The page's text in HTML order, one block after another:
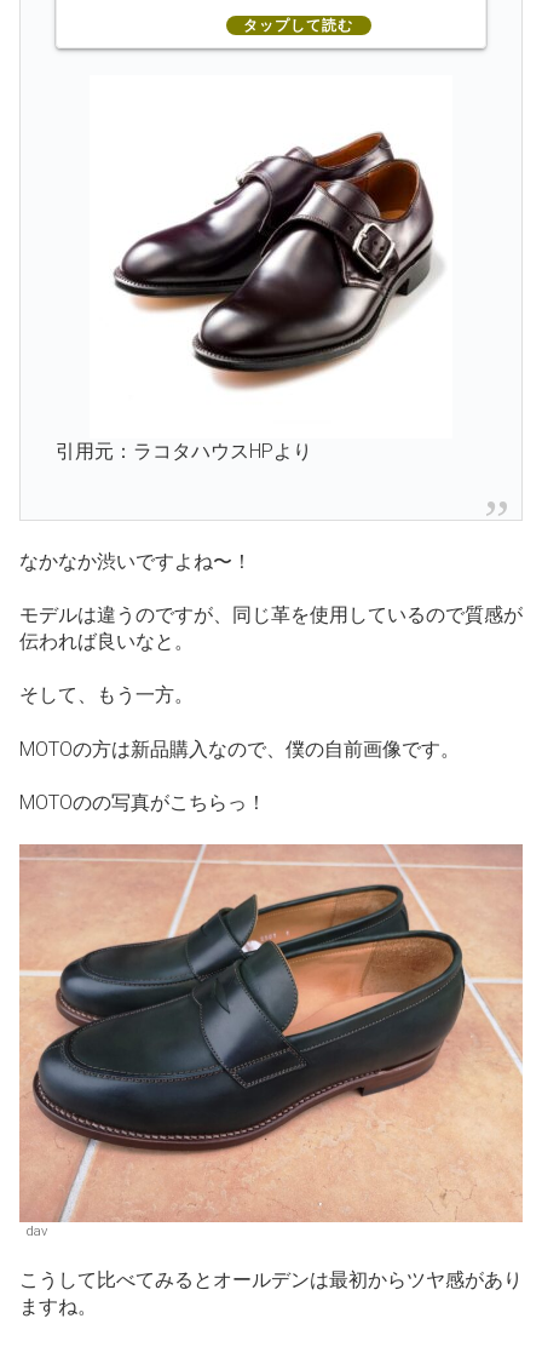
引用元：ラコタハウスHPより
なかなか渋いですよね〜！
モデルは違うのですが、同じ革を使用しているので質感が
伝われば良いなと。
そして、もう一方。
MOTOの方は新品購入なので、僕の自前画像です。
MOTOのの写真がこちらっ！
dav
こうして比べてみるとオールデンは最初からツヤ感があり
ますね。